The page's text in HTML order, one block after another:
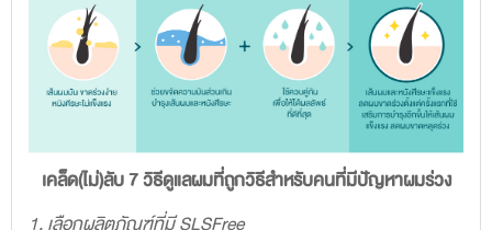
เคล็ด(ไม่)ลับ 7 วิธีดูแลผมที่ถูกวิธีสำหรับคนที่มีปัญหาผมร่วง